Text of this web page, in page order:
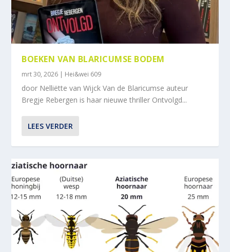
BOEKEN VAN BLARICUMSE BODEM
mrt 30, 2026 Hei&wei 609
door Nelliëtte van Wijck Van de Blaricumse auteur
Bregje Rebergen is haar nieuwe thriller Ontvolgd...
LEES VERDER